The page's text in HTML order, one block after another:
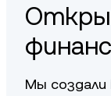
Узнайте
Мы создали